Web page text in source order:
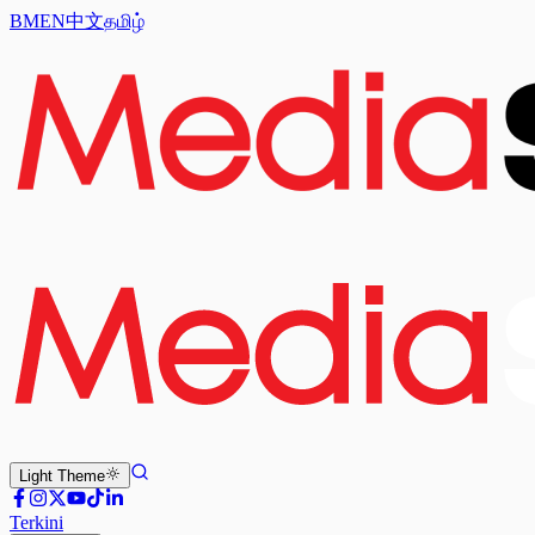
BMEN中文தமிழ்
Light Theme
Terkini